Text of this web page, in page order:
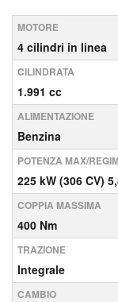
MOTORE
4 cilindri in linea
CILINDRATA
1.991 cc
ALIMENTAZIONE
Benzina
POTENZA MAX/
225 kW (306 CV)
COPPIA MASSIMA
400 Nm
TRAZIONE
Integrale
CAMBIO